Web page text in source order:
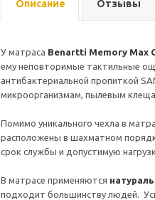
Описание Отзывы
У матраса Benartti Memory Max
ему неповторимые тактильные
антибактериальной пропиткой
микроорганизмам, пылевым
Помимо уникального чехла в
расположены в шахматном
срок службы и допустимую
В матрасе применяются
подходит большинству людей.